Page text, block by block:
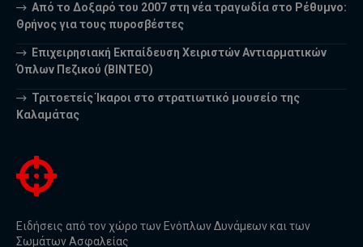
Από το Δοξαρό του 2007 στη νέα τραγωδία στο Ρέθυμνο:
Θρήνος για τους πυροσβέστες
Επιχειρησιακή Εκπαίδευση Χειριστών Αντιαρματικών
Όπλων Πεζικού (ΒΙΝΤΕΟ)
Τριτοετείς Ίκαροι στο στρατιωτικό μουσείο της
Καλαμάτας
Ειδήσεις από τον χώρο των Ενόπλων Δυνάμεων και των
Σωμάτων Ασφαλείας